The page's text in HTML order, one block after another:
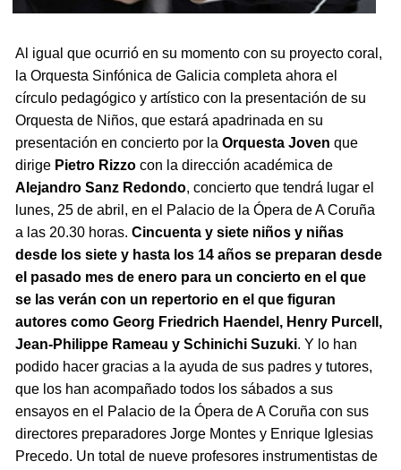
Al igual que ocurrió en su momento con su proyecto coral,
la Orquesta Sinfónica de Galicia completa ahora el
círculo pedagógico y artístico con la presentación de su
Orquesta de Niños, que estará apadrinada en su
presentación en concierto por la Orquesta Joven que
dirige Pietro Rizzocon la dirección académica de
Alejandro Sanz Redondo, concierto que tendrá lugar el
lunes, 25 de abril, en el Palacio de la Ópera de A Coruña
a las 20.30 horas. Cincuenta y siete niños y niñas
desde los siete y hasta los 14 años se preparan desde
el pasado mes de enero para un concierto en el que
se las verán con un repertorio en el que figuran
autores como Georg Friedrich Haendel, Henry Purcell,
Jean-Philippe Rameau y Schinichi Suzuki. Y lo han
podido hacer gracias a la ayuda de sus padres y tutores,
que los han acompañado todos los sábados a sus
ensayos en el Palacio de la Ópera de A Coruña con sus
directores preparadores Jorge Montes y Enrique Iglesias
Precedo. Un total de nueve profesores instrumentistas de